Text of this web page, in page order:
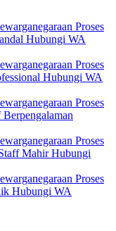
Proses
Hubungi WA
Proses
Hubungi WA
Proses
Proses
Mahir Hubungi
Proses
Hubungi WA